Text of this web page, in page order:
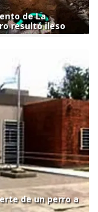
de La
resultó ileso
de un perro a